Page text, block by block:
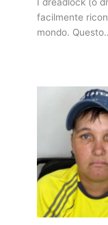
facilmente
mondo.